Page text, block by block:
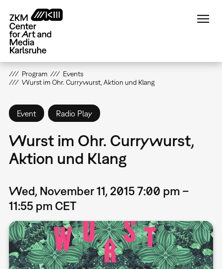
main
content
Program
Events
Wurst im Ohr. Currywurst, Aktion und Klang
Event Radio Play
Wurst im Ohr. Currywurst,
Aktion und Klang
Wed, November 11, 2015 7:00 pm –
11:55 pm CET